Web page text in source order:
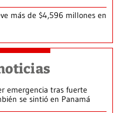
más de $4,596 millones en
emergencia tras fuerte
se sintió en Panamá